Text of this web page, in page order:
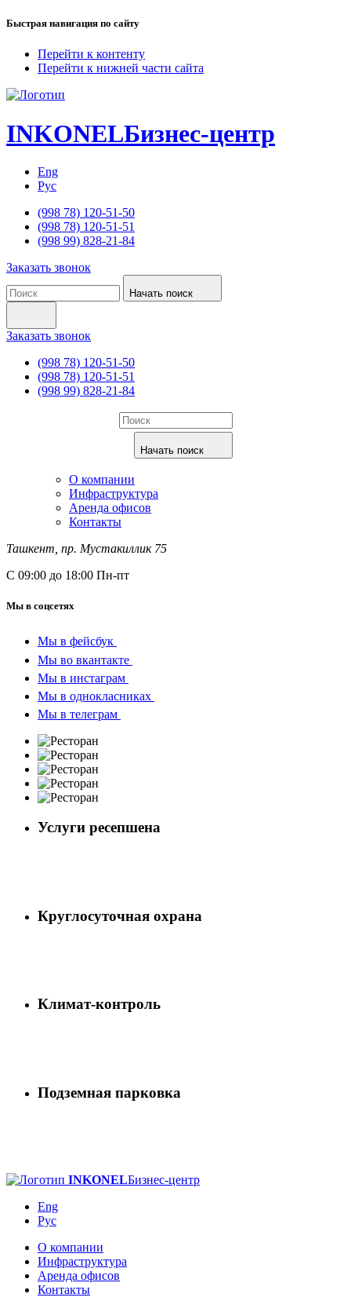
Быстрая навигация по сайту
Перейти к контенту
Перейти к нижней части сайта
INKONELБизнес-центр
Eng
Рус
(998 78) 120-51-50
(998 78) 120-51-51
(998 99) 828-21-84
Заказать звонок
Начать поиск
Заказать звонок
(998 78) 120-51-50
(998 78) 120-51-51
(998 99) 828-21-84
Начать поиск
О компании
Инфраструктура
Аренда офисов
Контакты
Ташкент, пр. Мустакиллик 75
С 09:00 до 18:00 Пн-пт
Мы в соцсетях
Мы в фейсбук
Мы во вкантакте
Мы в инстаграм
Мы в однокласниках
Мы в телеграм
Услуги ресепшена
Круглосуточная охрана
Климат-контроль
Подземная парковка
INKONELБизнес-центр
Eng
Рус
О компании
Инфраструктура
Аренда офисов
Контакты